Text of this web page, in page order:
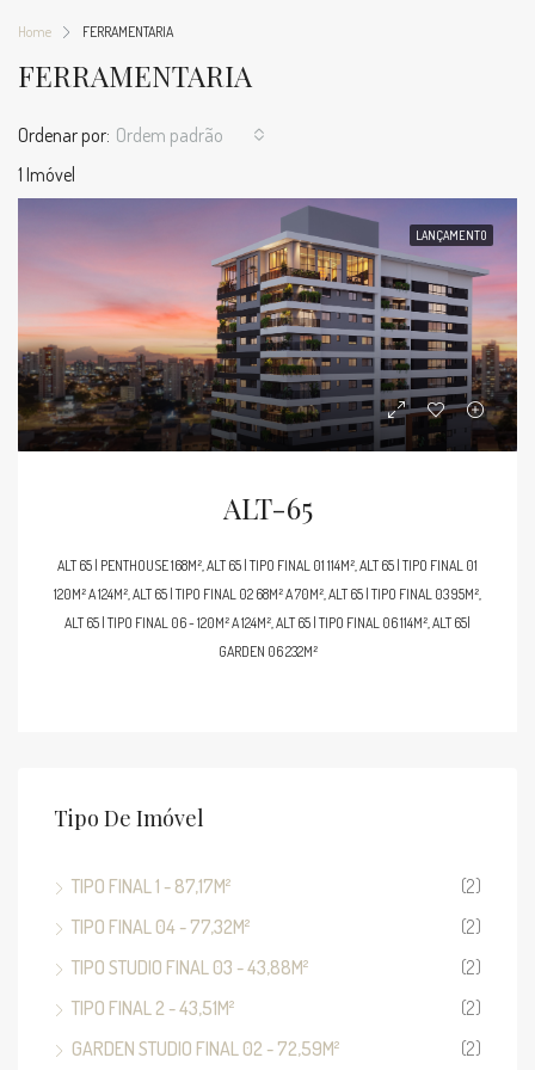
Home FERRAMENTARIA
FERRAMENTARIA
1 Imóvel
Ordenar por: Ordem padrão
LANÇAMENTO
ALT-65
ALT 65 | PENTHOUSE 168M², ALT 65 | TIPO FINAL 01 114M², ALT 65 | TIPO FINAL 01
120M² A 124M², ALT 65 | TIPO FINAL 02 68M² A 70M², ALT 65 | TIPO FINAL 03 95M²,
ALT 65 | TIPO FINAL 06 - 120M² A 124M², ALT 65 | TIPO FINAL 06 114M², ALT 65|
GARDEN 06 232M²
Tipo De Imóvel
TIPO FINAL 1 - 87,17M²
(2)
TIPO FINAL 04 - 77,32M²
(2)
TIPO STUDIO FINAL 03 - 43,88M²
(2)
TIPO FINAL 2 - 43,51M²
(2)
GARDEN STUDIO FINAL 02 - 72,59M²
(2)